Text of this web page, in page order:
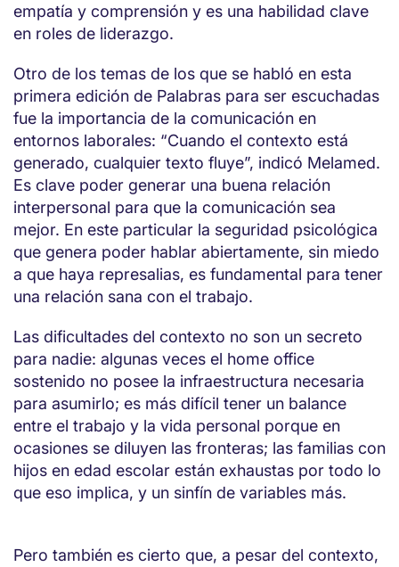
empatía y comprensión y es una habilidad clave
en roles de liderazgo.
Otro de los temas de los que se habló en esta
primera edición de Palabras para ser escuchadas
fue la importancia de la comunicación en
entornos laborales: “Cuando el contexto está
generado, cualquier texto fluye”, indicó Melamed.
Es clave poder generar una buena relación
interpersonal para que la comunicación sea
mejor. En este particular la seguridad psicológica
que genera poder hablar abiertamente, sin miedo
a que haya represalias, es fundamental para tener
una relación sana con el trabajo.
Las dificultades del contexto no son un secreto
para nadie: algunas veces el home office
sostenido no posee la infraestructura necesaria
para asumirlo; es más difícil tener un balance
entre el trabajo y la vida personal porque en
ocasiones se diluyen las fronteras; las familias con
hijos en edad escolar están exhaustas por todo lo
que eso implica, y un sinfín de variables más.
Pero también es cierto que, a pesar del contexto,